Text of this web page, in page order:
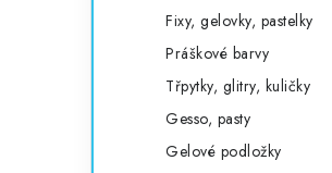
Fixy, gelovky, pastelky
Práškové barvy
Třpytky, glitry, kuličky
Gesso, pasty
Gelové podložky